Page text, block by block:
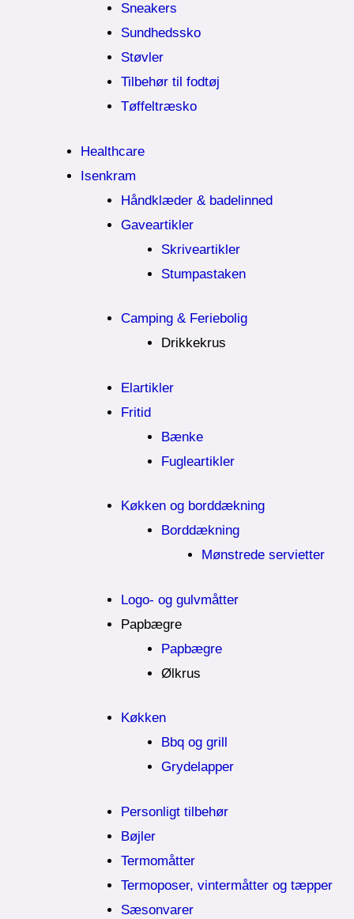
Sneakers
Sundhedssko
Støvler
Tilbehør til fodtøj
Tøffeltræsko
Healthcare
Isenkram
Håndklæder & badelinned
Gaveartikler
Skriveartikler
Stumpastaken
Camping & Feriebolig
Drikkekrus
Elartikler
Fritid
Bænke
Fugleartikler
Køkken og borddækning
Borddækning
Mønstrede servietter
Logo- og gulvmåtter
Papbægre
Papbægre
Ølkrus
Køkken
Bbq og grill
Grydelapper
Personligt tilbehør
Bøjler
Termomåtter
Termoposer, vintermåtter og tæpper
Sæsonvarer